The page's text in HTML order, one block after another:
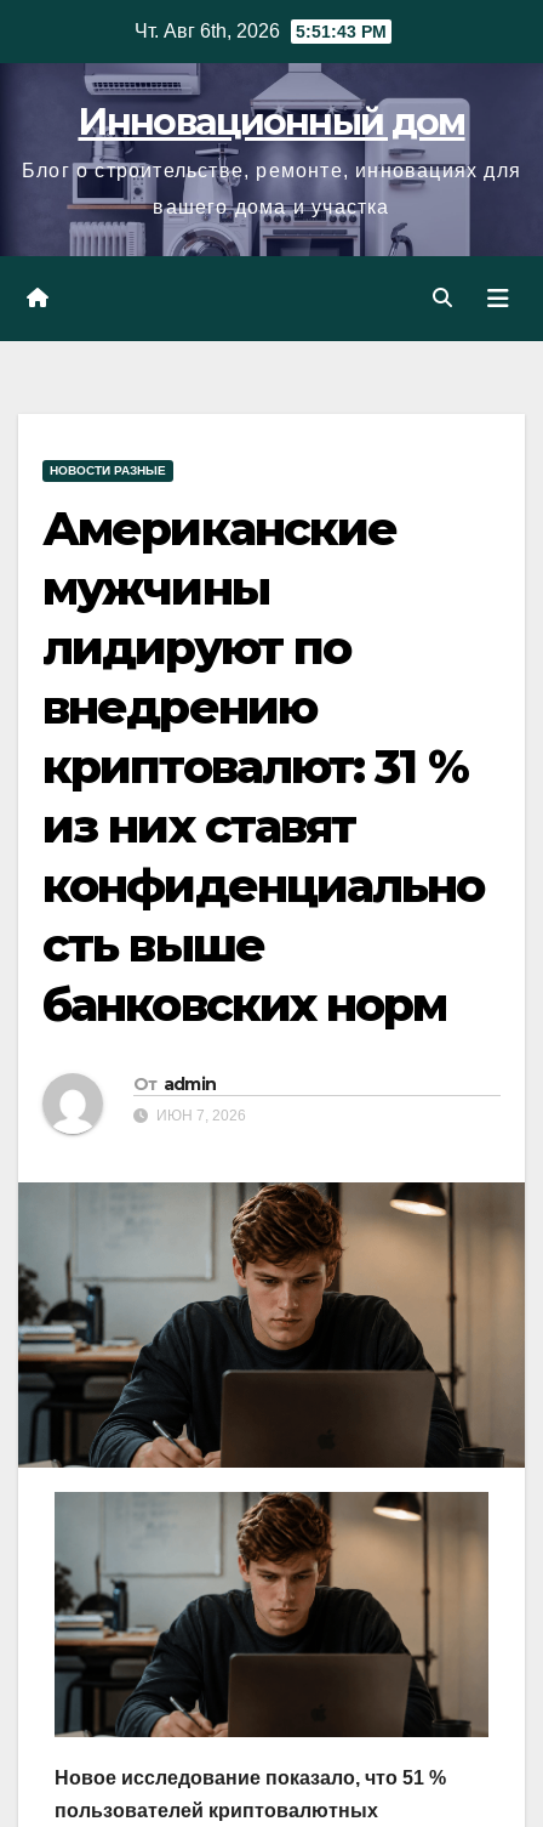
Чт. Авг 6th, 2026 5:51:44 PM
Инновационный дом
Блог о строительстве, ремонте, инновациях для
вашего дома и участка
НОВОСТИ РАЗНЫЕ
Американские
мужчины
лидируют по
внедрению
криптовалют: 31 %
из них ставят
конфиденциально
сть выше
банковских норм
От admin
ИЮН 7, 2026
Новое исследование показало, что 51 %
пользователей криптовалютных